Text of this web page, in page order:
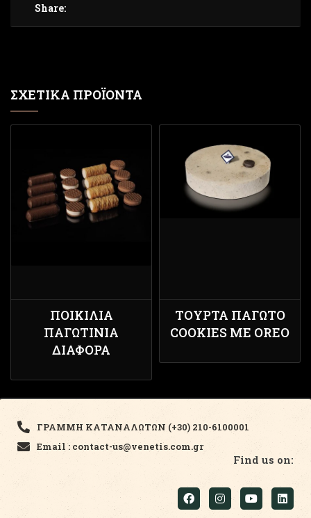
Share:
ΣΧΕΤΙΚΆ ΠΡΟΪΌΝΤΑ
ΠΟΙΚΙΛΊΑ
ΠΑΓΩΤΊΝΙΑ
ΔΙΆΦΟΡΑ
ΤΟΎΡΤΑ ΠΑΓΩΤΌ
COOKIES ΜΕ OREO
ΓΡΑΜΜΗ ΚΑΤΑΝΑΛΩΤΩΝ (+30) 210-6100001
Email : contact-us@venetis.com.gr
Find us on: